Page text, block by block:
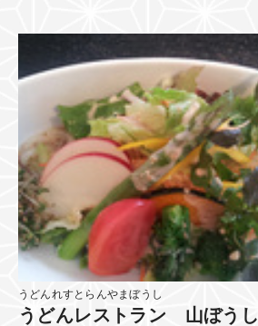
うどんれすとらんやまぼうし
うどんレストラン 山ぼうし